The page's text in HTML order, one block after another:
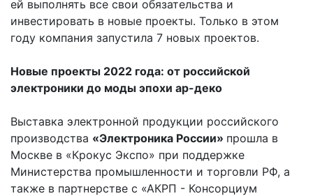
ей выполнять все свои обязательства и
инвестировать в новые проекты. Только в этом
году компания запустила 7 новых проектов.
Новые проекты 2022 года: от российской
электроники до моды эпохи ар-деко
Выставка электронной продукции российского
производства «Электроника России» прошла в
Москве в «Крокус Экспо» при поддержке
Министерства промышленности и торговли РФ, а
также в партнерстве с «АКРП - Консорциум